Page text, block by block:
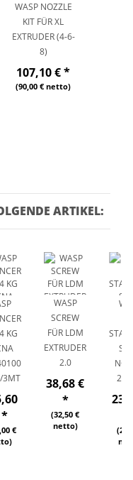
WASP NOZZLE
KIT FÜR XL
EXTRUDER (4-6-
8)
107,10 €*
(90,00 € netto)
ARTIKEL:
KG
3MT
*
€
WASP
SCREW
FÜR LDM
EXTRUDER
2.0
38,68 €
*
(32,50 €
netto)